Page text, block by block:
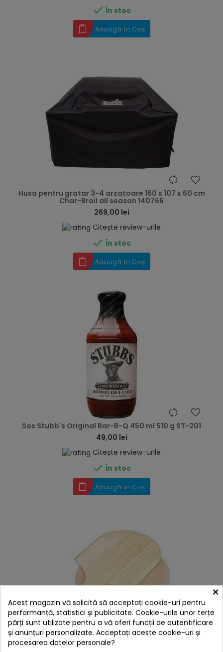
 În stoc
Adaugă în Coș
Husa pentru gratar 3-4 arzatoare 160 x 107 x 60 cm
Char-Broil all season 140766
269,00 lei
Citește review-urile
 În stoc
Adaugă în Coș
Sos Stubb's Original Bar-B-Q 450 ml 510 g ST-201
49,00 lei
Citește review-urile
 În stoc
Adaugă în Coș
×
Acest magazin vă solicită să acceptați cookie-uri pentru
performanță, statistici și publicitate. Cookie-urile unor terțe
părți sunt utilizate pentru a vă oferi funcții de autentificare
și anunțuri personalizate. Acceptați aceste cookie-uri și
procesarea datelor personale?